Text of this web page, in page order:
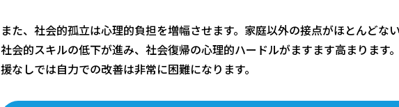
また、社会的孤立は心理的負担を増幅させます。家庭以外の接点がほとんどな
社会的スキルの低下が進み、社会復帰の心理的ハードルがますます高まります
援なしでは自力での改善は非常に困難になります。